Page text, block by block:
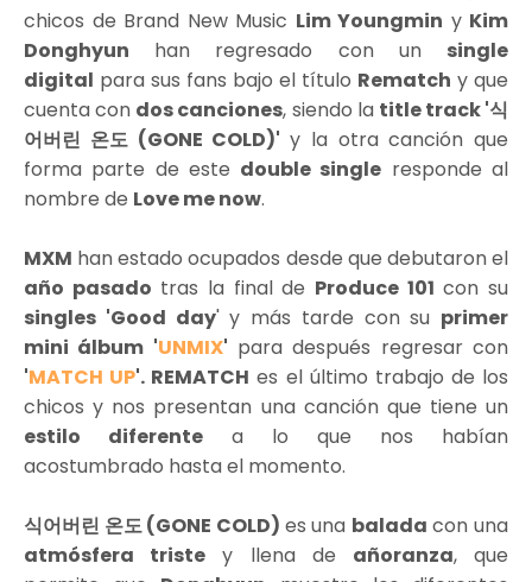
chicos de Brand New Music Lim Youngmin y Kim
Donghyun han regresado con un single
digital para sus fans bajo el título Rematch y que
cuenta con dos canciones, siendo la title track '식
어버린 온도 (GONE COLD)' y la otra canción que
forma parte de este double single responde al
nombre de Love me now.
MXM han estado ocupados desde que debutaron el
año pasado tras la final de Produce 101 con su
singles 'Good day' y más tarde con su primer
mini álbum 'UNMIX' para después regresar con
'MATCH UP'. REMATCH es el último trabajo de los
chicos y nos presentan una canción que tiene un
estilo diferente a lo que nos habían
acostumbrado hasta el momento.
식어버린 온도 (GONE COLD) es una balada con una
atmósfera triste y llena de añoranza, que